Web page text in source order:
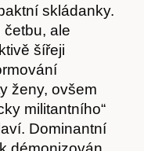
skládanky.
četbu, ale
šířeji
ženy, ovšem
militantního“
Dominantní